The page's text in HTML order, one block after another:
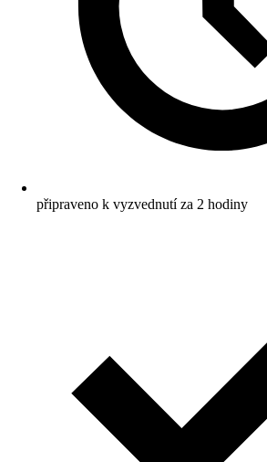
připraveno k vyzvednutí za 2 hodiny